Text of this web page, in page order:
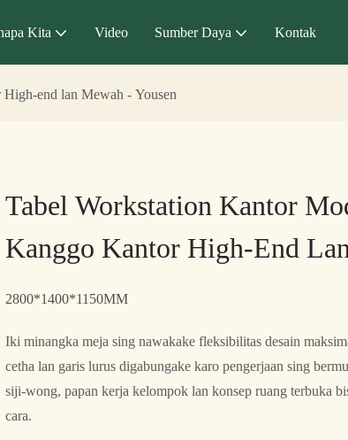
Kita Video Sumber Daya Kontak
end lan Mewah - Yousen
Tabel Workstation Kantor
Kanggo Kantor High-End
2800*1400*1150MM
Iki minangka meja sing nawakake fleksibilitas desain
cetha lan garis lurus digabungake karo pengerjaan sing
siji-wong, papan kerja kelompok lan konsep ruang terbuka
cara.